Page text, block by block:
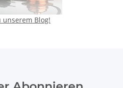
unserem Blog!